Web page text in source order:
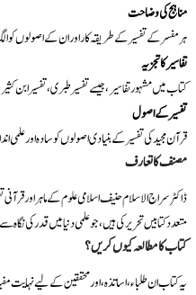
مناہج کی وضاحت
ہر مفسر کے تفسیر کے طریقہ کار اور ان کے اصولوں کو
تفاسیر کا تجزیہ
کتاب میں مشہور تفاسیر، جیسے تفسیر طبری، تفسیر ابن کثیر،
تفسیر کے اصول
قرآن مجید کی تفسیر کے بنیادی اصولوں کو سادہ اور علمی
مصنف کا تعارف
ڈاکٹر سراج الاسلام حنیف اسلامی علوم کے ماہر اور
متعدد کتابیں تحریر کی ہیں، جو علمی دنیا میں قدر کی
کتاب کا مطالعہ کیوں کریں؟
یہ کتاب ان طلباء، اساتذہ، اور محققین کے لیے نہایت